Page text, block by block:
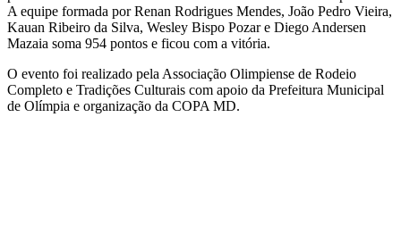
A equipe formada por Renan Rodrigues Mendes, João Pedro Vieira,
Kauan Ribeiro da Silva, Wesley Bispo Pozar e Diego Andersen
Mazaia soma 954 pontos e ficou com a vitória.
O evento foi realizado pela Associação Olimpiense de Rodeio
Completo e Tradições Culturais com apoio da Prefeitura Municipal
de Olímpia e organização da COPA MD.